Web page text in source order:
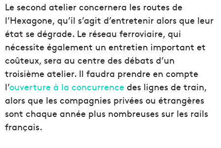
Le second atelier concernera les routes de
l’Hexagone, qu’il s’agit d’entretenir alors que leur
état se dégrade. Le réseau ferroviaire, qui
nécessite également un entretien important et
coûteux, sera au centre des débats d’un
troisième atelier. Il faudra prendre en compte
l’ouverture à la concurrence des lignes de train,
alors que les compagnies privées ou étrangères
sont chaque année plus nombreuses sur les rails
français.